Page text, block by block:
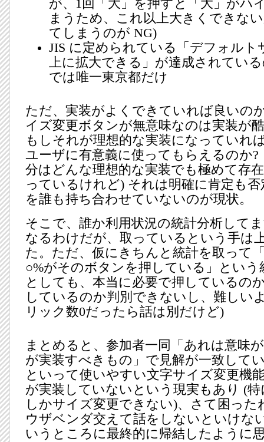
が、1回「大」を押すと「大」がハ
まうため、これ以上大きくできな
てしまうのが NG)
JIS に定められている「デフォルト
上に拡大できる」が達成されてい
では唯一東京都だけ
ただ、実装がよくできていれば良いの
イズ変更ボタンが無意味なのは実装が
もしそれが理想的な実装になっていれ
ユーザに有意義に使ってもらえるのか?
分はどんな理想的な実装でも極めて存
っているけれど) それは明確に肯定も
を誰も持ち合わせていないのが現状。
そこで、誰か利用状況の統計分析して
なるわけだが、取っているという手は
た。ただ、仮にきちんと統計を取って
○%がそのボタンを押している」という
としても、本当に必要で押しているの
しているのか判別できないし、難しい
リック数0だったら話は別だけど)
まとめると、参加者一同「あれは意味
が実装すべきもの」で見解が一致して
といって使いやすい文字サイズ変更機
が実装していないという現実もあり (特
しかサイズ変更できない)、さて困った
ウザベンダ交えて話をしないといけな
いうところに最終的に帰結したように